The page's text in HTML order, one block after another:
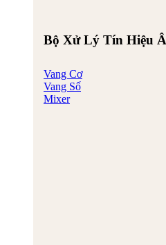
Bộ Xử Lý Tín Hiệu
Vang Cơ
Vang Số
Mixer